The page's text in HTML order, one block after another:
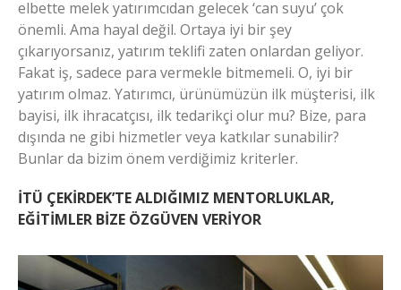
elbette melek yatırımcıdan gelecek ‘can suyu’ çok
önemli. Ama hayal değil. Ortaya iyi bir şey
çıkarıyorsanız, yatırım teklifi zaten onlardan geliyor.
Fakat iş, sadece para vermekle bitmemeli. O, iyi bir
yatırım olmaz. Yatırımcı, ürünümüzün ilk müşterisi, ilk
bayisi, ilk ihracatçısı, ilk tedarikçi olur mu? Bize, para
dışında ne gibi hizmetler veya katkılar sunabilir?
Bunlar da bizim önem verdiğimiz kriterler.
İTÜ ÇEKİRDEK’TE ALDIĞIMIZ MENTORLUKLAR,
EĞİTİMLER BİZE ÖZGÜVEN VERİYOR